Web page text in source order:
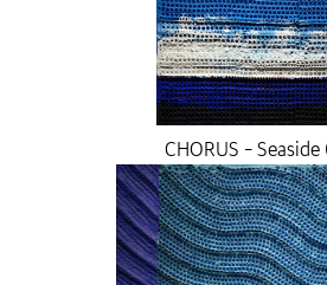
CHORUS - Seaside